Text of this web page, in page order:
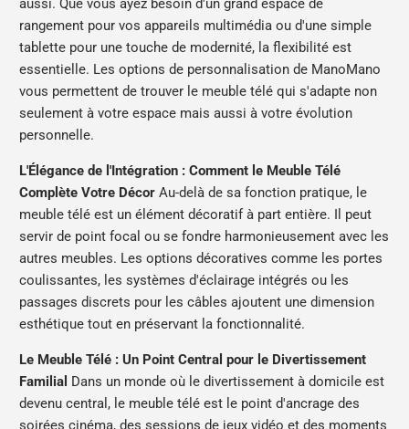
aussi. Que vous ayez besoin d'un grand espace de
rangement pour vos appareils multimédia ou d'une simple
tablette pour une touche de modernité, la flexibilité est
essentielle. Les options de personnalisation de ManoMano
vous permettent de trouver le meuble télé qui s'adapte non
seulement à votre espace mais aussi à votre évolution
personnelle.
L'Élégance de l'Intégration : Comment le Meuble Télé
Complète Votre Décor Au-delà de sa fonction pratique, le
meuble télé est un élément décoratif à part entière. Il peut
servir de point focal ou se fondre harmonieusement avec les
autres meubles. Les options décoratives comme les portes
coulissantes, les systèmes d'éclairage intégrés ou les
passages discrets pour les câbles ajoutent une dimension
esthétique tout en préservant la fonctionnalité.
Le Meuble Télé : Un Point Central pour le Divertissement
Familial Dans un monde où le divertissement à domicile est
devenu central, le meuble télé est le point d'ancrage des
soirées cinéma, des sessions de jeux vidéo et des moments